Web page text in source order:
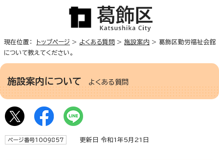
現在位置： トップページ > よくある質問 > 施設案内 > 葛飾区勤労福祉会館
について教えてください。
施設案内について よくある質問
ページ番号1009857 更新日 令和1年5月21日